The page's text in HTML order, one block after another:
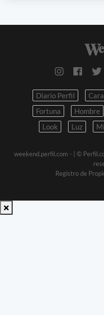
Diario Perfil
Fortuna
Hombre
Look
Luz
weekend.perfil.com -
| ©
Registro de